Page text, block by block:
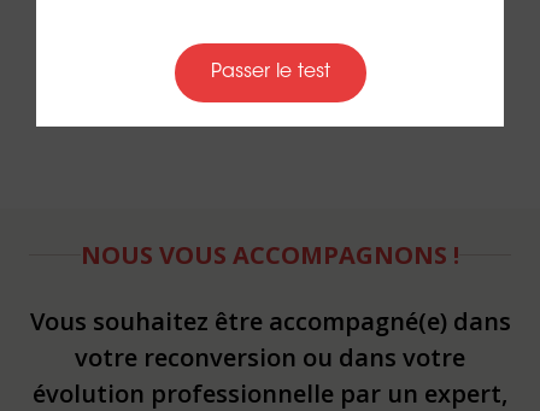
animaux totems
NOUS VOUS ACCOMPAGNONS !
Vous souhaitez être accompagné(e) dans
votre reconversion ou dans votre
évolution professionnelle par un expert,
Passer le test